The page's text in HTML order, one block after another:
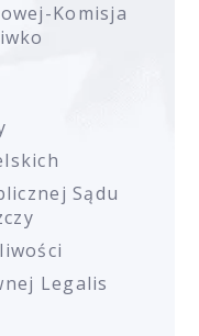
Komisja
Sądu
Legalis